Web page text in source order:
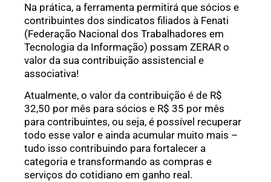
Na prática, a ferramenta permitirá que sócios e
contribuintes dos sindicatos filiados à Fenati
(Federação Nacional dos Trabalhadores em
Tecnologia da Informação) possam ZERAR o
valor da sua contribuição assistencial e
associativa!
Atualmente, o valor da contribuição é de R$
32,50 por mês para sócios e R$ 35 por mês
para contribuintes, ou seja, é possível recuperar
todo esse valor e ainda acumular muito mais –
tudo isso contribuindo para fortalecer a
categoria e transformando as compras e
serviços do cotidiano em ganho real.